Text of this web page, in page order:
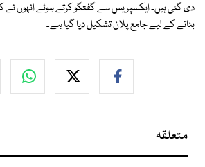
دی گئی ہیں۔ ایکسپریس سے گفتگو کرتے ہوئے انہوں نے
بنانے کے لیے جامع پلان تشکیل دیا گیا ہے۔
متعلقہ